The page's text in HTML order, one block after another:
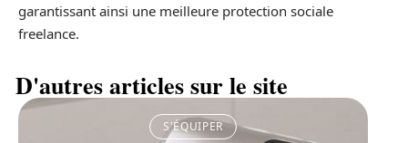
garantissant ainsi une meilleure protection sociale
freelance.
D'autres articles sur le site
S'ÉQUIPER